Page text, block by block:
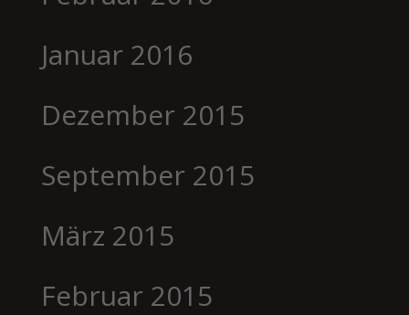
Januar 2016
Dezember 2015
September 2015
März 2015
Februar 2015